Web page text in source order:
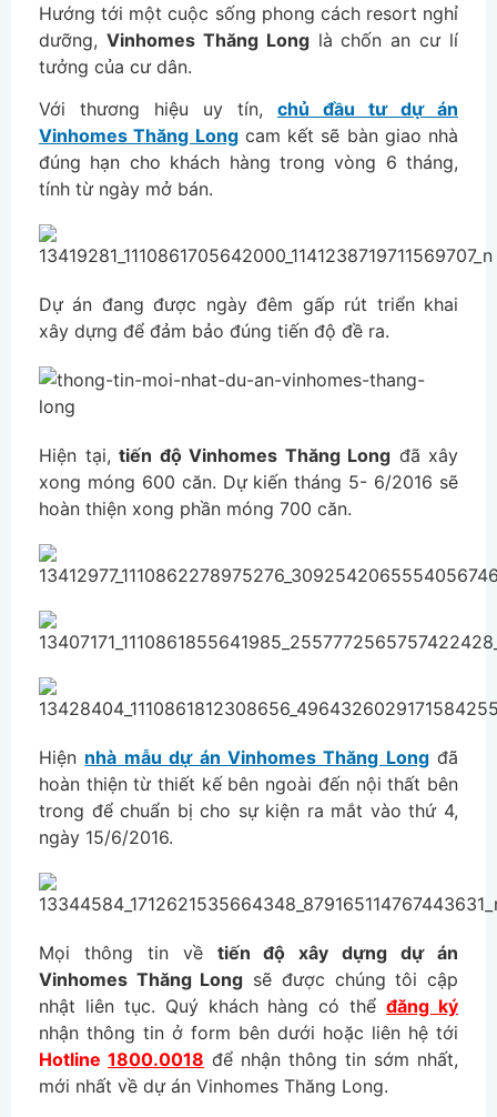
Hướng tới một cuộc sống phong cách resort nghỉ
dưỡng, Vinhomes Thăng Longlà chốn an cư lí
tưởng của cư dân.
Với thương hiệu uy tín, chủ đầu tư dự án
Vinhomes Thăng Longcam kết sẽ bàn giao nhà
đúng hạn cho khách hàng trong vòng 6 tháng,
tính từ ngày mở bán.
Dự án đang được ngày đêm gấp rút triển khai
xây dựng để đảm bảo đúng tiến độ đề ra.
Hiện tại, tiến độ Vinhomes Thăng Long đã xây
xong móng 600 căn. Dự kiến tháng 5- 6/2016 sẽ
hoàn thiện xong phần móng 700 căn.
Hiện nhà mẫu dự án Vinhomes Thăng Longđã
hoàn thiện từ thiết kế bên ngoài đến nội thất bên
trong để chuẩn bị cho sự kiện ra mắt vào thứ 4,
ngày 15/6/2016.
Mọi thông tin về tiến độ xây dựng dự án
Vinhomes Thăng Long sẽ được chúng tôi cập
nhật liên tục. Quý khách hàng có thểđăng ký
nhận thông tin ở form bên dưới hoặc liên hệ tới
Hotline 1800.0018 để nhận thông tin sớm nhất,
mới nhất về dự án Vinhomes Thăng Long.